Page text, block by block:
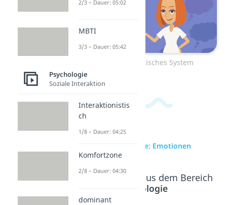
Zum Video: Limbisches System
zur Videoseite: Emotionen
Beliebte Inhalte aus dem Bereich
Psychologie
2/3 – Dauer: 05:02
MBTI
3/3 – Dauer: 05:42
Psychologie
Soziale Interaktion
Interaktionistis
ch
1/8 – Dauer: 04:25
Komfortzone
2/8 – Dauer: 04:30
dominant